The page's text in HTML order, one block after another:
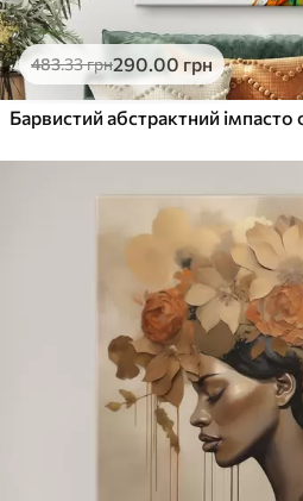
483.33грн290.00 грн